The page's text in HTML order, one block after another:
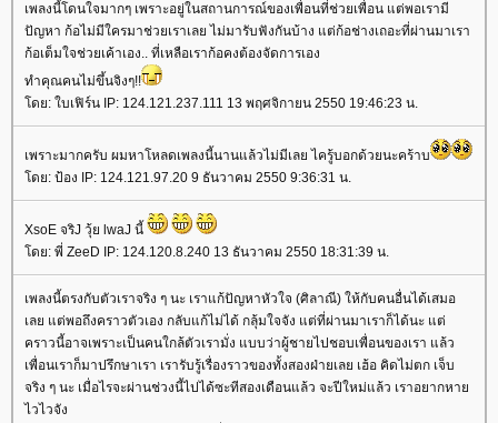
เพลงนี้โดนใจมากๆ เพราะอยู่ในสถานการณ์ของเพื่อนที่ช่วยเพื่อน แต่พอเรามี
ปัญหา ก้อไม่มีใครมาช่วยเราเลย ไม่มารับฟังกันบ้าง แต่ก้อช่างเถอะที่ผ่านมาเรา
ก้อเต็มใจช่วยเค้าเอง.. ที่เหลือเราก้อคงต้องจัดการเอง
ทำคุณคนไม่ขึ้นจิงๆ!!
ดย: ใบเฟิร์น IP: 124.121.237.111 13 พฤศจิกายน 2550 19:46:23 น.
เพราะมากครับ ผมหาโหลดเพลงนี้นานแล้วไม่มีเลย ไครู้บอกด้วยนะคร้าบ
ดย: ป้อง IP: 124.121.97.20 9 ธันวาคม 2550 9:36:31 น.
XsoE จริJ วุ้ย lwaJ นี้
ดย: พี่ ZeeD IP: 124.120.8.240 13 ธันวาคม 2550 18:31:39 น.
เพลงนี้ตรงกับตัวเราจริง ๆ นะ เราแก้ปัญหาหัวใจ (ศิลาณี) ให้กับคนอื่นได้เสมอ
เลย แต่พอถึงคราวตัวเอง กลับแก้ไม่ได้ กลุ้มใจจัง แต่ที่ผ่านมาเราก็ได้นะ แต่
คราวนี้อาจเพราะเป็นคนใกล้ตัวเรามั่ง แบบว่าผู้ชายไปชอบเพื่อนของเรา แล้ว
เพื่อนเราก็มาปรึกษาเรา เรารับรู้เรื่องราวของทั้งสองฝ่ายเลย เฮ้อ คิดไม่ตก เจ็บ
จริง ๆ นะ เมื่อไรจะผ่านช่วงนี้ไปได้ซะทีสองเดือนแล้ว จะปีใหม่แล้ว เราอยากหา
ไวไวจัง